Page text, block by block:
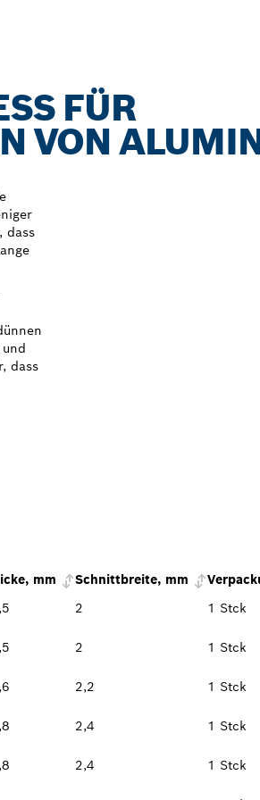
FÜR
VON
dass
dass
mm Schnittbreite, mm
2 1 Stck
2 1 Stck
2,2 1 Stck
2,4 1 Stck
2,4 1 Stck